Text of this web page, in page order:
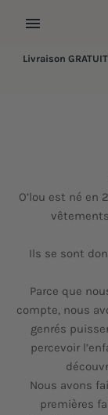
Livraison
O’lou est né en
Ils se sont
Parce que
compte, nous
genrés
percevoir
Nous avons
premières